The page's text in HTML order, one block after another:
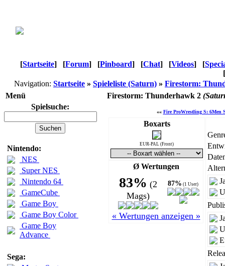
[Startseite] [Forum] [Pinboard] [Chat] [Videos] [
[
Navigation: Startseite » Spieleliste (Saturn) » Firestorm:
Menü
Firestorm: Thunderhawk 2
Spielsuche:
Nintendo:
NES
Super NES
Nintendo 64
GameCube
Game Boy
Game Boy Color
Game Boy
Advance
Sega:
«« Fire ProWrestling S: 6Men
Boxarts
EUR-PAL (Front)
Ø Wertungen
83% (2
Mags)
87% (1 User)
« Wertungen anzeigen »